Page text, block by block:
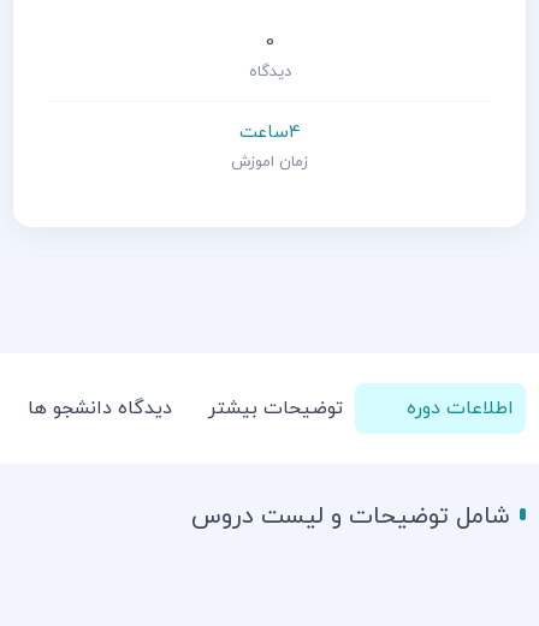
0
دیدگاه
4ساعت
زمان اموزش
اطلاعات دوره توضیحات بیشتر دیدگاه دانشجو ها
شامل توضیحات و لیست دروس